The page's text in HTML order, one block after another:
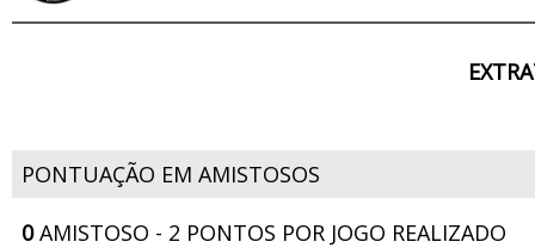
PONTUAÇÃO EM AMISTOSOS
0AMISTOSO - 2 PONTOS POR JOGO REALIZADO